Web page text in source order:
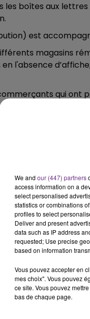
- 6h00
LA FAMILLE
FM
les boîtes aux
est
magasins
l'absence
qui
jusqu’au 31 août
MOI L'ANNÉE
EN...
débuté ce jeudi
(Aube).
We and our (447) partners
access information on a
select personalised
statistics or combinations
profiles to select
Deliver and present
data such as IP address
requested; Use precise
based on information
Vous pouvez accepter en
mes choix". Vous pouvez
ce site. Vous pouvez
bas de chaque page.